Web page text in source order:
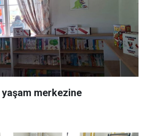
merkezine